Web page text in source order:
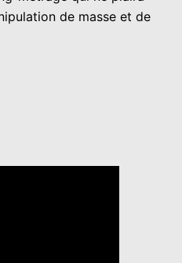
de masse et de